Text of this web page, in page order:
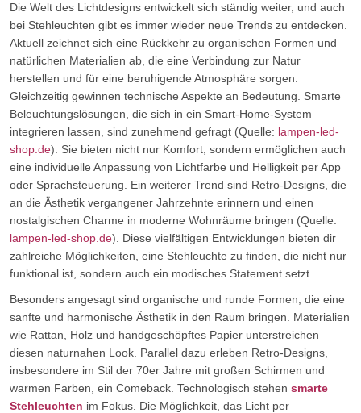
Die Welt des Lichtdesigns entwickelt sich ständig weiter, und auch
bei Stehleuchten gibt es immer wieder neue Trends zu entdecken.
Aktuell zeichnet sich eine Rückkehr zu organischen Formen und
natürlichen Materialien ab, die eine Verbindung zur Natur
herstellen und für eine beruhigende Atmosphäre sorgen.
Gleichzeitig gewinnen technische Aspekte an Bedeutung. Smarte
Beleuchtungslösungen, die sich in ein Smart-Home-System
integrieren lassen, sind zunehmend gefragt (Quelle: lampen-led-
shop.de). Sie bieten nicht nur Komfort, sondern ermöglichen auch
eine individuelle Anpassung von Lichtfarbe und Helligkeit per App
oder Sprachsteuerung. Ein weiterer Trend sind Retro-Designs, die
an die Ästhetik vergangener Jahrzehnte erinnern und einen
nostalgischen Charme in moderne Wohnräume bringen (Quelle:
lampen-led-shop.de). Diese vielfältigen Entwicklungen bieten dir
zahlreiche Möglichkeiten, eine Stehleuchte zu finden, die nicht nur
funktional ist, sondern auch ein modisches Statement setzt.
Besonders angesagt sind organische und runde Formen, die eine
sanfte und harmonische Ästhetik in den Raum bringen. Materialien
wie Rattan, Holz und handgeschöpftes Papier unterstreichen
diesen naturnahen Look. Parallel dazu erleben Retro-Designs,
insbesondere im Stil der 70er Jahre mit großen Schirmen und
warmen Farben, ein Comeback. Technologisch stehen smarte
Stehleuchten im Fokus. Die Möglichkeit, das Licht per